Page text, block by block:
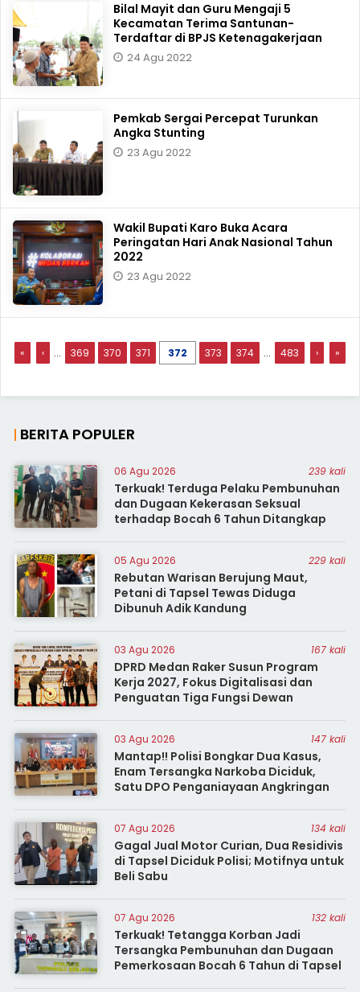
Bilal Mayit dan Guru Mengaji 5
Kecamatan Terima Santunan-
Terdaftar di BPJS Ketenagakerjaan
24 Agu 2022
Pemkab Sergai Percepat Turunkan
Angka Stunting
23 Agu 2022
Wakil Bupati Karo Buka Acara
Peringatan Hari Anak Nasional Tahun
2022
23 Agu 2022
« ‹ ... 369 370 371 372 373 374 ... 483 › »
BERITA POPULER
06 Agu 2026 239 kali
Terkuak! Terduga Pelaku Pembunuhan
dan Dugaan Kekerasan Seksual
terhadap Bocah 6 Tahun Ditangkap
05 Agu 2026 229 kali
Rebutan Warisan Berujung Maut,
Petani di Tapsel Tewas Diduga
Dibunuh Adik Kandung
03 Agu 2026 167 kali
DPRD Medan Raker Susun Program
Kerja 2027, Fokus Digitalisasi dan
Penguatan Tiga Fungsi Dewan
03 Agu 2026 147 kali
Mantap!! Polisi Bongkar Dua Kasus,
Enam Tersangka Narkoba Diciduk,
Satu DPO Penganiayaan Angkringan
07 Agu 2026 134 kali
Gagal Jual Motor Curian, Dua Residivis
di Tapsel Diciduk Polisi; Motifnya untuk
Beli Sabu
07 Agu 2026 132 kali
Terkuak! Tetangga Korban Jadi
Tersangka Pembunuhan dan Dugaan
Pemerkosaan Bocah 6 Tahun di Tapsel